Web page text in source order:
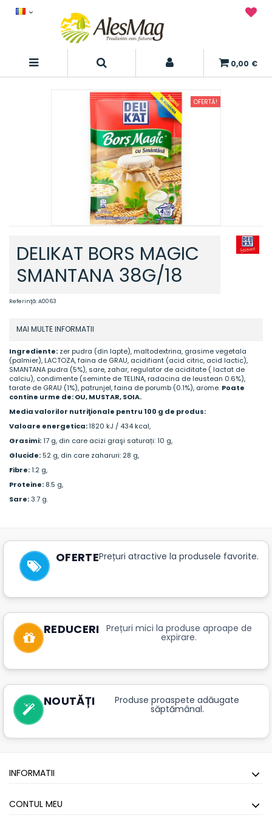
0,00 €
OFERTĂ!
DELIKAT BORS MAGIC
SMANTANA 38G/18
Referinţă:A0063
MAI MULTE INFORMATII
Ingrediente: zer pudra (din lapte), maltodextrina, grasime vegetala
(palmier), LACTOZA, faina de GRAU, acidifiant (acid citric, acid lactic),
SMANTANA pudra (5%), sare, zahar, regulator de aciditate ( lactat de
calciu), condimente (seminte de TELINA, radacina de leustean 0.6%),
tarate de GRAU (1%), patrunjel, faina de porumb (0.1%), arome. Poate
contine urme de: OU, MUSTAR, SOIA.
Media valorilor nutriţionale pentru 100 g de produs:
Valoare energetica:1820 kJ / 434 kcal,
Grasimi:17 g, din care acizi graşi saturați: 10 g,
Glucide:52 g, din care zaharuri: 28 g,
Fibre:1.2 g,
Proteine: 8.5 g,
Sare:3.7 g.
OFERTEPrețuri atractive la produsele favorite.
REDUCERI Prețuri mici la produse aproape de
expirare.
NOUTĂȚI Produse proaspete adăugate
săptămânal.
INFORMATII
CONTUL MEU